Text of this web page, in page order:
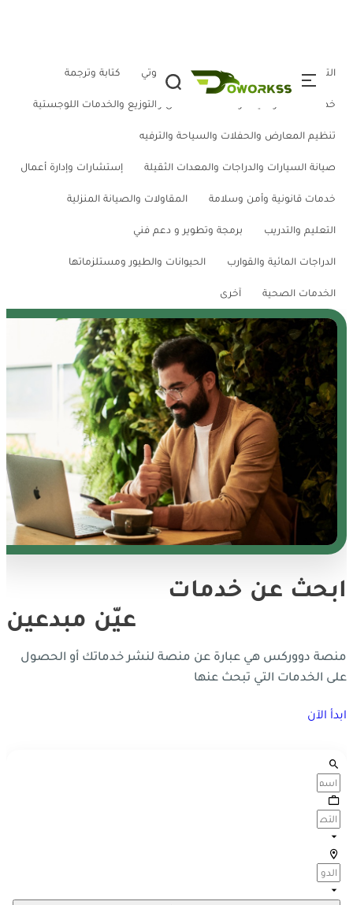
التصميم والتسويق الإلكتروني والأداء الصوتي كتابة وترجمة
خدمات عامة وصيانة ونظافة النقل والتوزيع والخدمات اللوجستية
تنظيم المعارض والحفلات والسياحة والترفيه
صيانة السيارات والدراجات والمعدات الثقيلة إستشارات وإدارة أعمال
خدمات قانونية وأمن وسلامة المقاولات والصيانة المنزلية
التعليم والتدريب برمجة وتطوير و دعم فني
الدراجات المائية والقوارب الحيوانات والطيور ومستلزماتها
الخدمات الصحية آخرى
عن خدمات
عيّن مبدعين
دووركس هي عبارة عن منصة لنشر خدماتك أو الحصول
الخدمات التي تبحث عنها
الآن